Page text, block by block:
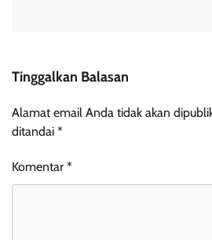
Tinggalkan Balasan
Alamat email Anda tidak akan
ditandai *
Komentar *